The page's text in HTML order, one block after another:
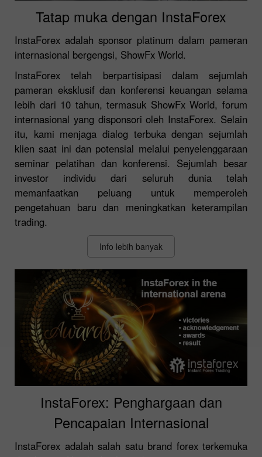
Tatap muka dengan InstaForex
InstaForex adalah sponsor platinum dalam pameran
internasional bergengsi, ShowFx World.
InstaForex telah berpartisipasi dalam sejumlah
pameran eksklusif dan konferensi keuangan selama
lebih dari 10 tahun, termasuk ShowFx World, forum
internasional yang disponsori oleh InstaForex. Selain
itu, kami menjaga dialog terbuka dengan sejumlah
klien saat ini dan potensial melalui penyelenggaraan
seminar pelatihan dan konferensi. Sejumlah besar
investor individu dari seluruh dunia telah
memanfaatkan peluang untuk memperoleh
pengetahuan baru dan meningkatkan keterampilan
trading.
Info lebih banyak
InstaForex: Penghargaan dan
Pencapaian Internasional
InstaForex adalah salah satu brand forex terkemuka